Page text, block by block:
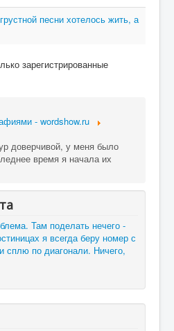
песни хотелось жить, а
зарегистрированные
- wordshow.ru
доверчивой, у меня было
время я начала их
Там поделать нечего -
я всегда беру номер с
сплю по диагонали. Ничего,